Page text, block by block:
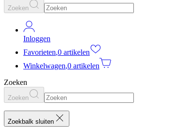
Zoeken
Inloggen
Favorieten,0 artikelen
Winkelwagen,0 artikelen
Zoeken
Zoeken
Zoekbalk sluiten